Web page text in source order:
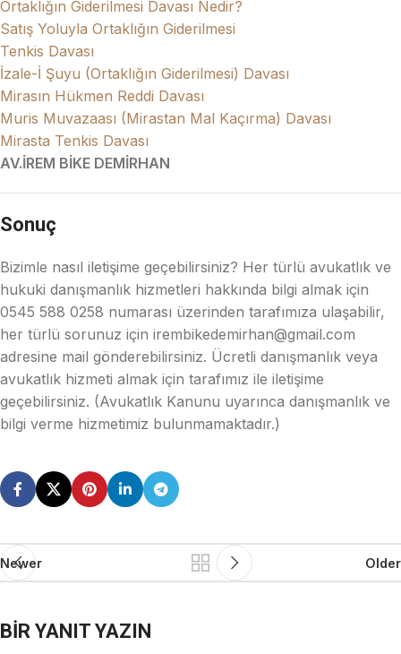
Ortaklığın Giderilmesi Davası Nedir?
Satış Yoluyla Ortaklığın Giderilmesi
Tenkis Davası
İzale-İ Şuyu (Ortaklığın Giderilmesi) Davası
Mirasın Hükmen Reddi Davası
Muris Muvazaası (Mirastan Mal Kaçırma) Davası
Mirasta Tenkis Davası
AV.İREM BİKE DEMİRHAN
Sonuç
Bizimle nasıl iletişime geçebilirsiniz? Her türlü avukatlık ve
hukuki danışmanlık hizmetleri hakkında bilgi almak için
0545 588 0258 numarası üzerinden tarafımıza ulaşabilir,
her türlü sorunuz için irembikedemirhan@gmail.com
adresine mail gönderebilirsiniz. Ücretli danışmanlık veya
avukatlık hizmeti almak için tarafımız ile iletişime
geçebilirsiniz. (Avukatlık Kanunu uyarınca danışmanlık ve
bilgi verme hizmetimiz bulunmamaktadır.)
Newer Older
BIR YANIT YAZIN